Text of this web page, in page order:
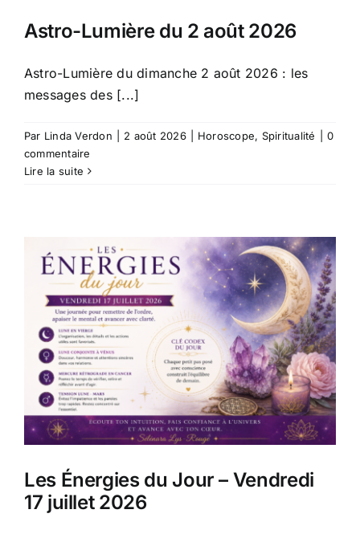
Astro-Lumière du 2 août 2026
Astro-Lumière du dimanche 2 août 2026 : les
messages des [...]
Par Linda Verdon 2 août 2026 Horoscope, Spiritualité
0
commentaire
Lire la suite
Les Énergies du Jour – Vendredi
17 juillet 2026